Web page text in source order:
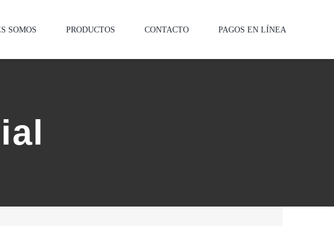
SOMOS PRODUCTOS CONTACTO PAGOS EN LÍNEA